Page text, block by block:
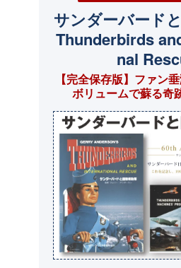
サンダーバード
Thunderbirds
nal
【完全保存版】ファン
ボリュームで蘇る奇